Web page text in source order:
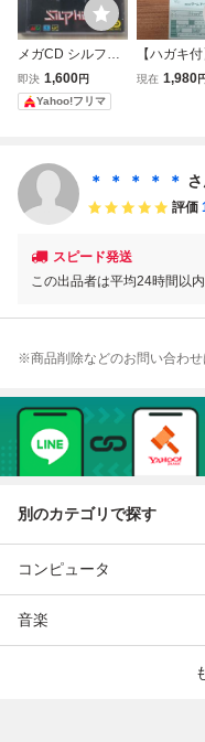
メガCD シルフィ
ード SILPHEED
即決 1,600円
Yahoo!フリマ
【ハガキ
フィード メ
現在 1,980円
＊ ＊ ＊ ＊ ＊
評価
スピード発送
この出品者は平均24時間以
※商品削除などのお問い合わせ
別のカテゴリで探す
コンピュータ
音楽